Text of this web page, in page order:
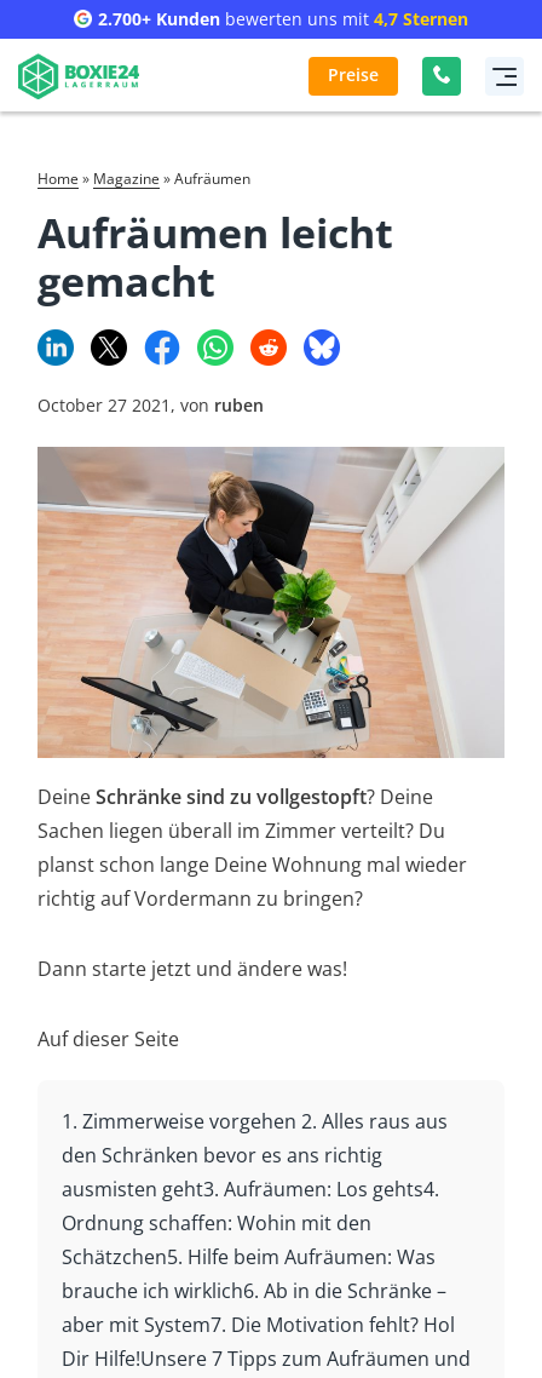
2.700+ Kunden bewerten uns mit 4,7 Sternen
Preise
home » Magazine » Aufräumen
Aufräumen leicht
gemacht
October 27 2021, von ruben
DeineSchränke sind zu vollgestopft? Deine
Sachen liegen überall im Zimmer verteilt? Du
planst schon lange Deine Wohnung mal wieder
richtig auf Vordermann zu bringen?
Dann starte jetzt und ändere was!
Auf dieser Seite
1. Zimmerweise vorgehen2. Alles raus aus
den Schränken bevor es ans richtig
ausmisten geht3. Aufräumen: Los gehts4.
Ordnung schaffen: Wohin mit den
Schätzchen5. Hilfe beim Aufräumen: Was
brauche ich wirklich6. Ab in die Schränke –
aber mit System7. Die Motivation fehlt? Hol
Dir Hilfe!Unsere 7 Tipps zum Aufräumen und